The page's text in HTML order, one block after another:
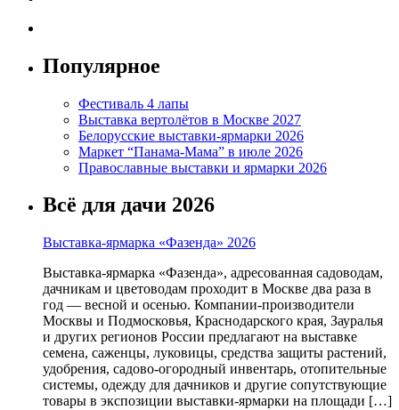
Популярное
Фестиваль 4 лапы
Выставка вертолётов в Москве 2027
Белорусские выставки-ярмарки 2026
Маркет “Панама-Мама” в июле 2026
Православные выставки и ярмарки 2026
Всё для дачи 2026
Выставка-ярмарка «Фазенда» 2026
Выставка-ярмарка «Фазенда», адресованная садоводам,
дачникам и цветоводам проходит в Москве два раза в
год — весной и осенью. Компании-производители
Москвы и Подмосковья, Краснодарского края, Зауралья
и других регионов России предлагают на выставке
семена, саженцы, луковицы, средства защиты растений,
удобрения, садово-огородный инвентарь, отопительные
системы, одежду для дачников и другие сопутствующие
товары в экспозиции выставки-ярмарки на площади […]